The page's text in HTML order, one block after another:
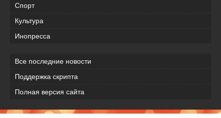
Спорт
Культура
Инопресса
Все последние новости
Поддержка скрипта
Полная версия сайта